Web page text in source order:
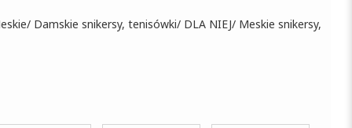
/ Damskie snikersy, tenisówki/ DLA NIEJ/ Meskie snikersy,